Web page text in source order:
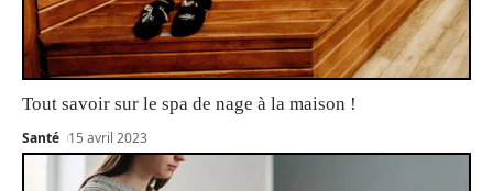
Tout savoir sur le spa de nage à la maison !
Santé 15 avril 2023